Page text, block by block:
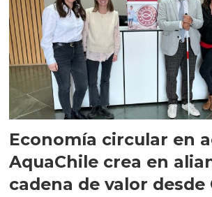
Economía circular en
AquaChile crea en
cadena de valor desde